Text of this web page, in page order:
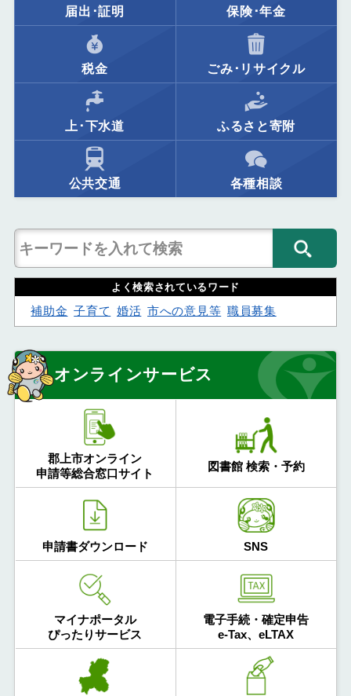
届出･証明 保険･年金
税金 ごみ･リサイクル
上･下水道 ふるさと寄附
公共交通 各種相談
よく検索されているワード
補助金 子育て 婚活 市への意見等 職員募集
オンラインサービス
郡上市オンライン
申請等総合窓口サイト
図書館 検索・予約
申請書ダウンロード SNS
マイナポータル
ぴったりサービス
電子手続・確定申告
e-Tax、eLTAX